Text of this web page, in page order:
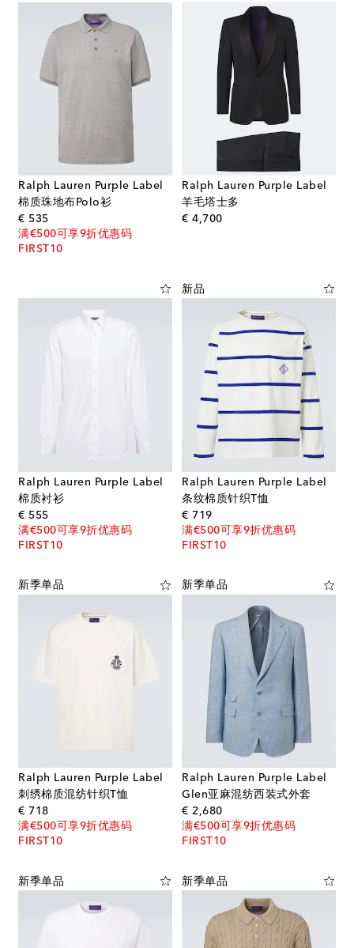
Ralph Lauren Purple Label
棉质珠地布Polo衫
€ 535original price
满€500可享9折优惠码
FIRST10
Ralph Lauren Purple Label
羊毛塔士多
€ 4,700original price
Ralph Lauren Purple Label
棉质衬衫
€ 555original price
满€500可享9折优惠码
FIRST10
新品
Ralph Lauren Purple Label
条纹棉质针织T恤
€ 719original price
满€500可享9折优惠码
FIRST10
新季单品
Ralph Lauren Purple Label
刺绣棉质混纺针织T恤
€ 718original price
满€500可享9折优惠码
FIRST10
新季单品
Ralph Lauren Purple Label
Glen亚麻混纺西装式外套
€ 2,680original price
满€500可享9折优惠码
FIRST10
新季单品 新季单品